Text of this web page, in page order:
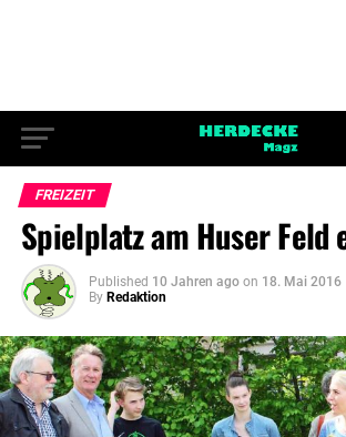
FREIZEIT
Spielplatz am Huser Feld
Published 10 Jahren ago on 18. Mai 2016
By Redaktion